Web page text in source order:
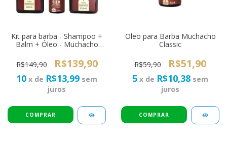
Kit para barba - Shampoo +
Balm + Óleo - Muchacho
R$149,90
R$139,90
10 x de R$13,99 sem
juros
Oleo para Barba Muchacho
Classic
R$59,90 R$51,90
5 x de R$10,38 sem
juros